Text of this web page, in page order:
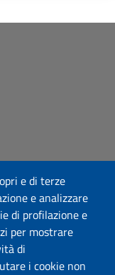
e di terze
e analizzare
di profilazione e
per mostrare
di
i cookie non